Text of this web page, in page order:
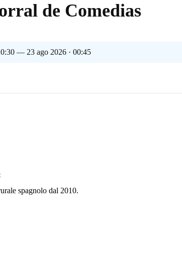
de Comedias
— 23 ago 2026 · 00:45
spagnolo dal 2010.